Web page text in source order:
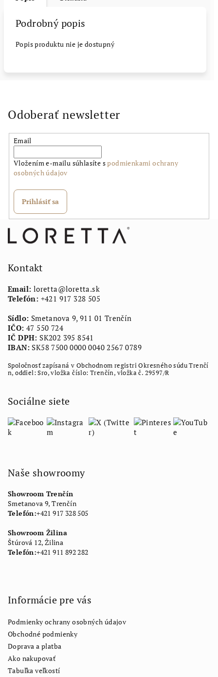
Podrobný popis
Popis produktu nie je dostupný
Odoberať newsletter
Email
Vložením e-mailu súhlasíte spodmienkami ochrany
osobných údajov
Prihlásiť sa
Kontakt
Email: loretta@loretta.sk
Telefón: +421 917 328 505
Sídlo: Smetanova 9, 911 01 Trenčín
IČO: 47 550 724
IČ DPH: SK202 395 8541
IBAN: SK58 7500 0000 0040 2567 0789
Spoločnosť zapísaná v Obchodnom registri Okresného súdu Trenčí
n, oddiel: Sro, vložka číslo: Trenčín, vložka č. 29597/R
Sociálne siete
Naše showroomy
Showroom Trenčín
Smetanova 9, Trenčín
Telefón:+421 917 328 505
Showroom Žilina
Štúrová 12, Žilina
Telefón:+421 911 892 282
Informácie pre vás
Podmienky ochrany osobných údajov
Obchodné podmienky
Doprava a platba
Ako nakupovať
Tabuľka veľkostí